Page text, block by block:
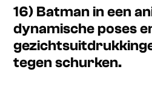
16) Batman in een
dynamische poses
tegen schurken.